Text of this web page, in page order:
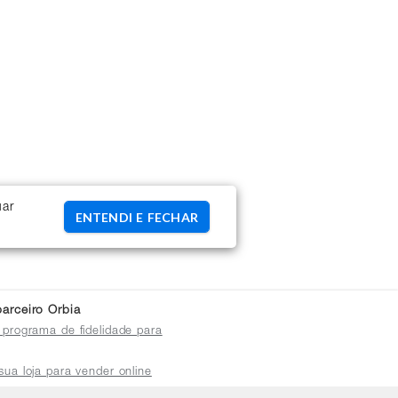
ENTENDI E FECHAR
Orbia
programa de fidelidade para
loja para vender online